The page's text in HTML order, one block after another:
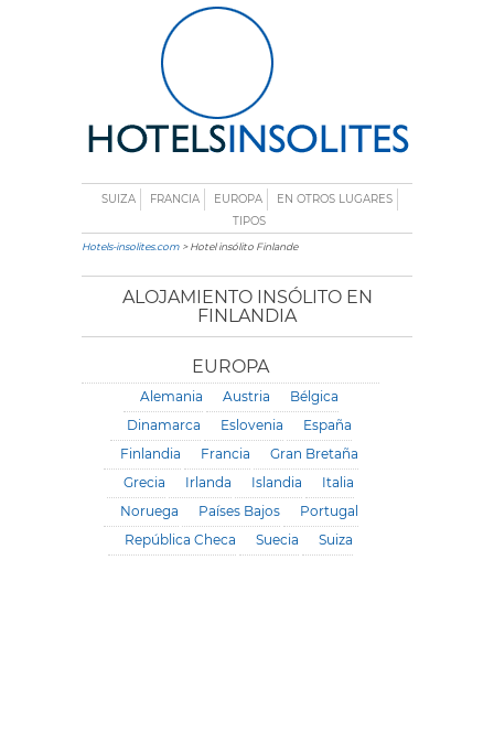
SUIZA FRANCIA EUROPA
EN OTROS LUGARES
TIPOS
Hotels-insolites.com > Hotel insólito Finlande
ALOJAMIENTO INSÓLITO EN
FINLANDIA
EUROPA
Alemania Austria
Bélgica
Dinamarca
Eslovenia
España
Finlandia
Francia
Gran Bretaña
Grecia
Irlanda Islandia
Italia
Noruega
Países Bajos
Portugal
República Checa
Suecia Suiza